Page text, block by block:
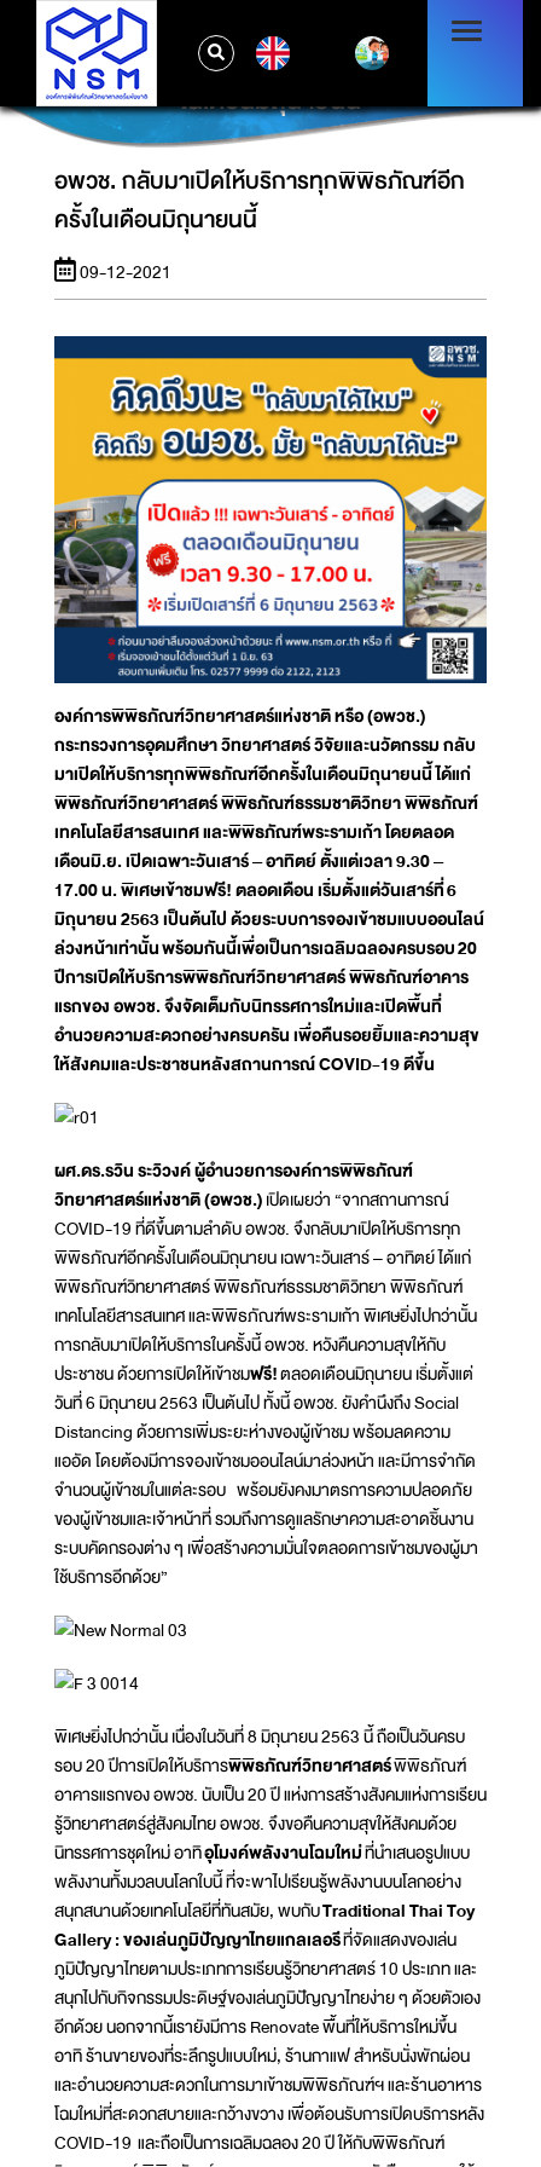
อพวช. กลับมาเปิดให้บริการทุกพิพิธภัณฑ์อีกครั้ง
ในเดือนมิถุนายนนี้
อพวช. กลับมาเปิดให้บริการทุกพิพิธภัณฑ์อีก
ครั้งในเดือนมิถุนายนนี้
09-12-2021
องค์การพิพิธภัณฑ์วิทยาศาสตร์แห่งชาติ หรือ (อพวช.)
กระทรวงการอุดมศึกษา วิทยาศาสตร์ วิจัยและนวัตกรรม กลับ
มาเปิดให้บริการทุกพิพิธภัณฑ์อีกครั้งในเดือนมิถุนายนนี้ ได้แก่
พิพิธภัณฑ์วิทยาศาสตร์ พิพิธภัณฑ์ธรรมชาติวิทยา พิพิธภัณฑ์
เทคโนโลยีสารสนเทศ และพิพิธภัณฑ์พระรามเก้า โดยตลอด
เดือนมิ.ย. เปิดเฉพาะวันเสาร์ – อาทิตย์ ตั้งแต่เวลา 9.30 –
17.00 น. พิเศษเข้าชมฟรี! ตลอดเดือน เริ่มตั้งแต่วันเสาร์ที่6
มิถุนายน 2563 เป็นต้นไป ด้วยระบบการจองเข้าชมแบบออนไลน์
ล่วงหน้าเท่านั้นพร้อมกันนี้เพื่อเป็นการเฉลิมฉลองครบรอบ20
ปีการเปิดให้บริการพิพิธภัณฑ์วิทยาศาสตร์ พิพิธภัณฑ์อาคาร
แรกของ อพวช. จึงจัดเต็มกับนิทรรศการใหม่และเปิดพื้นที่
อำนวยความสะดวกอย่างครบครัน เพื่อคืนรอยยิ้มและความสุข
ให้สังคมและประชาชนหลังสถานการณ์ COVID-19 ดีขึ้น
ผศ.ดร.รวิน ระวิวงค์ ผู้อำนวยการองค์การพิพิธภัณฑ์
วิทยาศาสตร์แห่งชาติ (อพวช.)เปิดเผยว่า “จากสถานการณ์
COVID-19 ที่ดีขึ้นตามลำดับ อพวช. จึงกลับมาเปิดให้บริการทุก
พิพิธภัณฑ์อีกครั้งในเดือนมิถุนายน เฉพาะวันเสาร์ – อาทิตย์ ได้แก่
พิพิธภัณฑ์วิทยาศาสตร์ พิพิธภัณฑ์ธรรมชาติวิทยา พิพิธภัณฑ์
เทคโนโลยีสารสนเทศ และพิพิธภัณฑ์พระรามเก้า พิเศษยิ่งไปกว่านั้น
การกลับมาเปิดให้บริการในครั้งนี้ อพวช. หวังคืนความสุขให้กับ
ประชาชน ด้วยการเปิดให้เข้าชมฟรี!ตลอดเดือนมิถุนายน เริ่มตั้งแต่
วันที่ 6 มิถุนายน 2563 เป็นต้นไป ทั้งนี้ อพวช. ยังคำนึงถึง Social
Distancing ด้วยการเพิ่มระยะห่างของผู้เข้าชม พร้อมลดความ
แออัด โดยต้องมีการจองเข้าชมออนไลน์มาล่วงหน้า และมีการจำกัด
จำนวนผู้เข้าชมในแต่ละรอบ พร้อมยังคงมาตรการความปลอดภัย
ของผู้เข้าชมและเจ้าหน้าที่ รวมถึงการดูแลรักษาความสะอาดชิ้นงาน
ระบบคัดกรองต่าง ๆ เพื่อสร้างความมั่นใจตลอดการเข้าชมของผู้มา
ใช้บริการอีกด้วย”
พิเศษยิ่งไปกว่านั้น เนื่องในวันที่ 8 มิถุนายน 2563 นี้ ถือเป็นวันครบ
รอบ 20 ปีการเปิดให้บริการพิพิธภัณฑ์วิทยาศาสตร์พิพิธภัณฑ์
อาคารแรกของ อพวช. นับเป็น 20 ปี แห่งการสร้างสังคมแห่งการเรียน
รู้วิทยาศาสตร์สู่สังคมไทย อพวช. จึงขอคืนความสุขให้สังคมด้วย
นิทรรศการชุดใหม่ อาทิอุโมงค์พลังงานโฉมใหม่ที่นำเสนอรูปแบบ
พลังงานทั้งมวลบนโลกใบนี้ ที่จะพาไปเรียนรู้พลังงานบนโลกอย่าง
สนุกสนานด้วยเทคโนโลยีที่ทันสมัย, พบกับTraditional Thai Toy
Gallery : ของเล่นภูมิปัญญาไทยแกลเลอรีที่จัดแสดงของเล่น
ภูมิปัญญาไทยตามประเภทการเรียนรู้วิทยาศาสตร์ 10 ประเภท และ
สนุกไปกับกิจกรรมประดิษฐ์ของเล่นภูมิปัญญาไทยง่าย ๆ ด้วยตัวเอง
อีกด้วย นอกจากนี้เรายังมีการ Renovate พื้นที่ให้บริการใหม่ขึ้น
อาทิ ร้านขายของที่ระลึกรูปแบบใหม่, ร้านกาแฟ สำหรับนั่งพักผ่อน
และอำนวยความสะดวกในการมาเข้าชมพิพิธภัณฑ์ฯ และร้านอาหาร
โฉมใหม่ที่สะดวกสบายและกว้างขวาง เพื่อต้อนรับการเปิดบริการหลัง
COVID-19 และถือเป็นการเฉลิมฉลอง 20 ปี ให้กับพิพิธภัณฑ์